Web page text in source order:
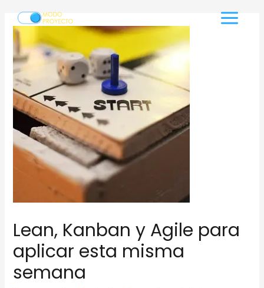
contenido
Main
Lean, Kanban y Agile para
aplicar esta misma
semana